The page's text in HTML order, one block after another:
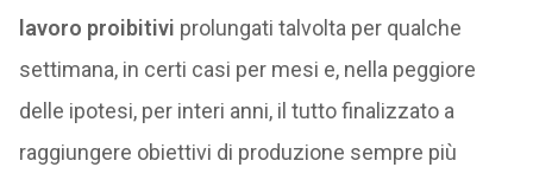
lavoro proibitivi prolungati talvolta per qualche
settimana, in certi casi per mesi e, nella peggiore
delle ipotesi, per interi anni, il tutto finalizzato a
raggiungere obiettivi di produzione sempre più